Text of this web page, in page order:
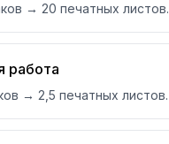
→ 20 печатных листов.
работа
→ 2,5 печатных листов.